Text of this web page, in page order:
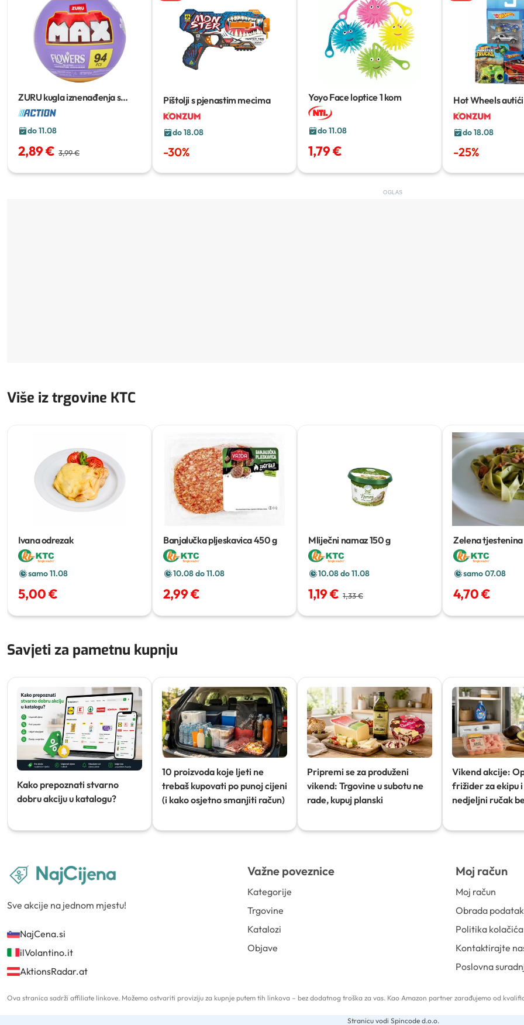
ZURU kugla iznenađenja s
cvijetom94 PCS
do 11.08
2,89 € 3,99 €
Pištolji s pjenastim mecima
do 18.08
-30%
Yoyo Face loptice1 kom
do 11.08
1,79 €
Hot Wheels
do 18.08
-25%
OGLAS
Više iz trgovine KTC
Ivana odrezak
samo 11.08
5,00 €
Banjalučka pljeskavica450 g
10.08 do 11.08
2,99 €
Mliječni namaz150 g
10.08 do 11.08
1,19 € 1,33 €
Zelena
mora
samo 07.08
4,70 €
Savjeti za pametnu kupnju
Kako prepoznati stvarno
dobru akciju u katalogu?
10 proizvoda koje ljeti ne
trebaš kupovati po punoj cijeni
(i kako osjetno smanjiti račun)
Pripremi se za produženi
vikend: Trgovine u subotu ne
rade, kupuj planski
Vikend akcije:
frižider za ekipu
nedjeljni ručak
Sve akcije na jednom mjestu!
NajCena.si
ilVolantino.it
AktionsRadar.at
Važne poveznice
Kategorije
Trgovine
Katalozi
Objave
Moj račun
Moj račun
Obrada
Politika kolačića
Kontaktirajte
Poslovna
Ova stranica sadrži affiliate linkove. Možemo ostvariti proviziju za kupnje putem tih linkova – bez dodatnog troška za vas. Kao Amazon partner zarađujemo od
Stranicu vodi Spincode d.o.o.